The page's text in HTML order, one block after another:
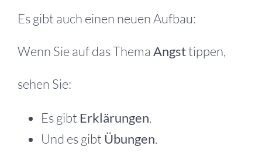
Es gibt auch einen neuen Aufbau:
Wenn Sie auf das ThemaAngsttippen,
sehen Sie:
Es gibt Erklärungen.
Und es gibt Übungen.